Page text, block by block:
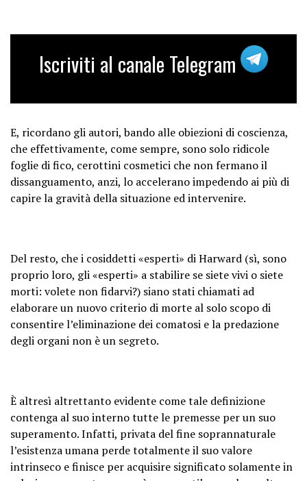
Iscriviti al canale Telegram
E, ricordano gli autori, bando alle obiezioni di coscienza,
che effettivamente, come sempre, sono solo ridicole
foglie di fico, cerottini cosmetici che non fermano il
dissanguamento, anzi, lo accelerano impedendo ai più di
capire la gravità della situazione ed intervenire.
Del resto, che i cosiddetti «esperti» di Harward (sì, sono
proprio loro, gli «esperti» a stabilire se siete vivi o siete
morti: volete non fidarvi?) siano stati chiamati ad
elaborare un nuovo criterio di morte al solo scopo di
consentire l’eliminazione dei comatosi e la predazione
degli organi non è un segreto.
È altresì altrettanto evidente come tale definizione
contenga al suo interno tutte le premesse per un suo
superamento. Infatti, privata del fine soprannaturale
l’esistenza umana perde totalmente il suo valore
intrinseco e finisce per acquisire significato solamente in